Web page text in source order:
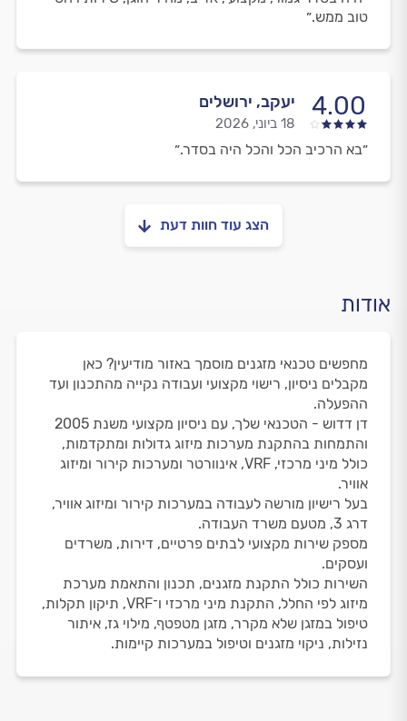
טוב ממש.״
4.00 יעקב, ירושלים
18 ביוני, 2026
״בא הרכיב הכל והכל היה בסדר.״
הצג עוד חוות דעת
אודות
מחפשים טכנאי מזגנים מוסמך באזור מודיעין? כאן
מקבלים ניסיון, רישוי מקצועי ועבודה נקייה מהתכנון ועד
ההפעלה.
דן דדוש - הטכנאי שלך, עם ניסיון מקצועי משנת 2005
והתמחות בהתקנת מערכות מיזוג גדולות ומתקדמות,
כולל מיני מרכזי, VRF, אינוורטר ומערכות קירור ומיזוג
אוויר.
בעל רישיון מורשה לעבודה במערכות קירור ומיזוג אוויר,
דרג 3, מטעם משרד העבודה.
מספק שירות מקצועי לבתים פרטיים, דירות, משרדים
ועסקים.
השירות כולל התקנת מזגנים, תכנון והתאמת מערכת
מיזוג לפי החלל, התקנת מיני מרכזי ו־VRF, תיקון תקלות,
טיפול במזגן שלא מקרר, מזגן מטפטף, מילוי גז, איתור
נזילות, ניקוי מזגנים וטיפול במערכות קיימות.